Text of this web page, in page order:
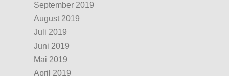
September 2019
August 2019
Juli 2019
Juni 2019
Mai 2019
April 2019